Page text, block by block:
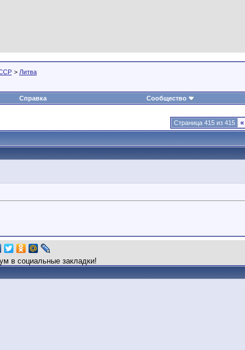
> Литва
Справка Сообщество
Страница 415 из 415 «
в социальные закладки!